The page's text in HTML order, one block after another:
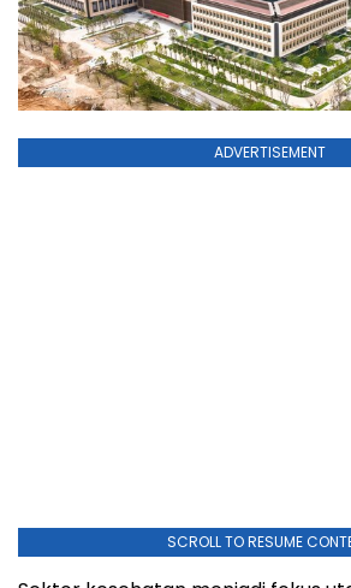
ADVERTISEMENT
SCROLL TO RESUME